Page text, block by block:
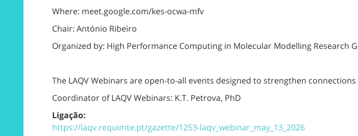
Where: meet.google.com/kes-ocwa-mfv
Chair: António Ribeiro
Organized by: High Performance Computing in Molecular Modelling Research
The LAQV Webinars are open-to-all events designed to strengthen
Coordinator of LAQV Webinars: K.T. Petrova, PhD
Ligação:
https://laqv.requimte.pt/gazette/1253-laqv_webinar_may_13_2026